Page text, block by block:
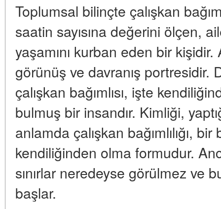
Toplumsal bilinçte çalışkan
saatin sayısına değerini ölçen,
yaşamını kurban eden bir
görünüş ve davranış portresidir.
çalışkan bağımlısı, işte
bulmuş bir insandır. Kimliği,
anlamda çalışkan bağımlılığı, bir
kendiliğinden olma formudur.
sınırlar neredeyse görülmez ve
başlar.